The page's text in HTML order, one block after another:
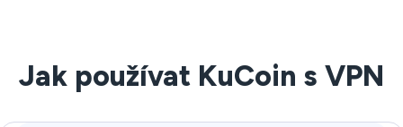
Jak používat KuCoin s VPN